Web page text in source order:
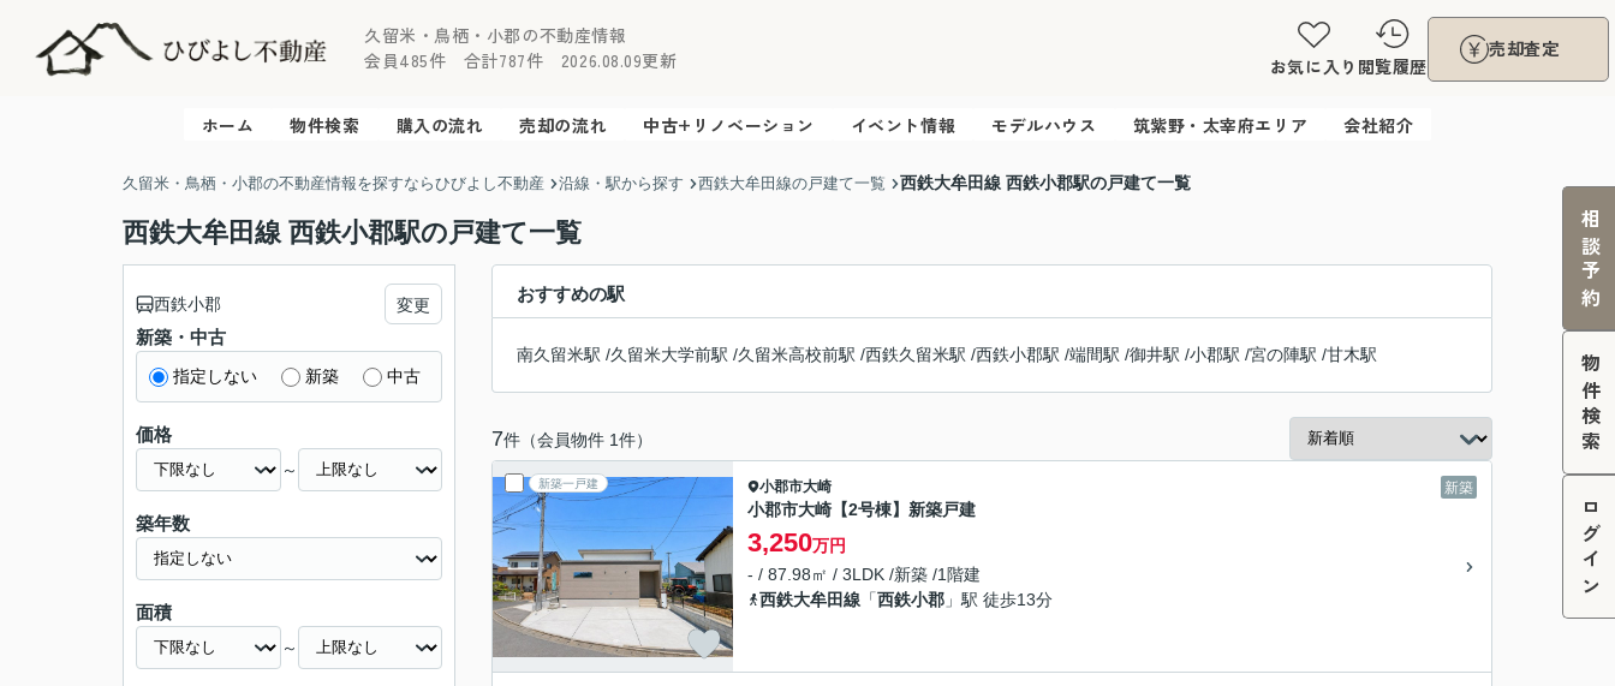
久留米・鳥栖・小郡の不動産情報
会員485件 合計787件 2026.08.09更新
お気に入り 閲覧履歴
売却査定
ホーム 物件検索 購入の流れ 売却の流れ 中古+リノベーション イベント情報 モデルハウス 筑紫野・太宰府エリア 会社紹介
久留米・鳥栖・小郡の不動産情報を探すならひびよし不動産 沿線・駅から探す 西鉄大牟田線の戸建て一覧 西鉄大牟田線 西鉄小郡駅の戸建て一覧
西鉄大牟田線 西鉄小郡駅の戸建て一覧
おすすめの駅
南久留米駅 /久留米大学前駅 /久留米高校前駅 /西鉄久留米駅 /西鉄小郡駅 /端間駅 /御井駅 /小郡駅 /宮の陣駅 /甘木駅
7件（会員物件 1件）
新築一戸建 新築
小郡市大崎
小郡市大崎【2号棟】新築戸建
3,250万円
- / 87.98㎡ / 3LDK /新築 /1階建
西鉄大牟田線 「西鉄小郡 」駅 徒歩13分
西鉄小郡 変更
新築・中古
指定しない 新築 中古
価格
～
築年数
面積
～
相談予約
物件検索
ログイン